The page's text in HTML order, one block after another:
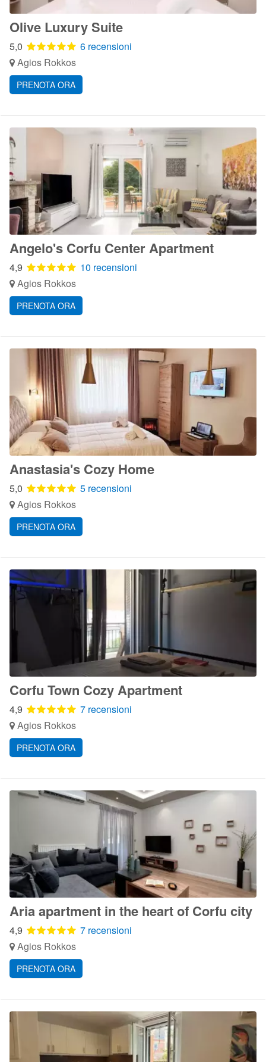
Olive Luxury Suite
5,0
6 recensioni
Agios Rokkos
PRENOTA ORA
Angelo's Corfu Center Apartment
4,9
10 recensioni
Agios Rokkos
PRENOTA ORA
Anastasia's Cozy Home
5,0
5 recensioni
Agios Rokkos
PRENOTA ORA
Corfu Town Cozy Apartment
4,9
7 recensioni
Agios Rokkos
PRENOTA ORA
Aria apartment in the heart of Corfu city
4,9
7 recensioni
Agios Rokkos
PRENOTA ORA